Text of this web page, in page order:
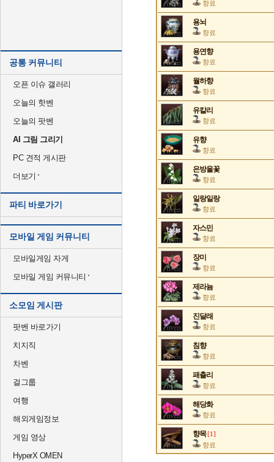
공통 커뮤니티
오픈 이슈 갤러리
오늘의 핫벤
오늘의 팟벤
AI 그림 그리기
PC 견적 게시판
더보기
파티 바로가기
모바일 게임 커뮤니티
모바일게임 자게
모바일 게임 커뮤니티
소모임 게시판
팟벤 바로가기
치지직
차벤
걸그룹
여행
해외게임정보
게임 영상
HyperX OMEN
향료
용뇌
향료
용연향
향료
월하향
향료
유칼리
향료
유향
향료
은방울꽃
향료
일랑일랑
향료
자스민
향료
장미
향료
제라늄
향료
진달래
향료
침향
향료
패츌리
향료
해당화
향료
향목 [1]
향료